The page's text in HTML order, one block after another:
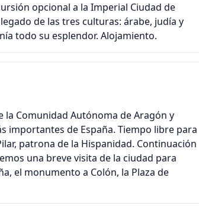
opcional a la Imperial Ciudad de
de las tres culturas: árabe, judía y
todo su esplendor. Alojamiento.
la Comunidad Autónoma de Aragón y
importantes de España. Tiempo libre para
patrona de la Hispanidad. Continuación
una breve visita de la ciudad para
el monumento a Colón, la Plaza de